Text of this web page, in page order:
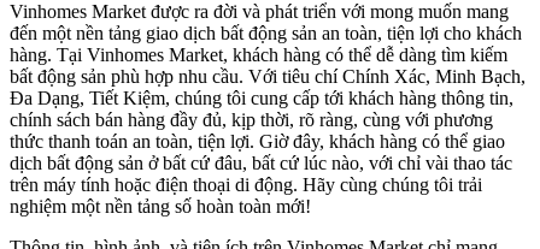
Vinhomes Market được ra đời và phát triển với mong muốn mang
đến một nền tảng giao dịch bất động sản an toàn, tiện lợi cho khách
hàng. Tại Vinhomes Market, khách hàng có thể dễ dàng tìm kiếm
bất động sản phù hợp nhu cầu. Với tiêu chí Chính Xác, Minh Bạch,
Đa Dạng, Tiết Kiệm, chúng tôi cung cấp tới khách hàng thông tin,
chính sách bán hàng đầy đủ, kịp thời, rõ ràng, cùng với phương
thức thanh toán an toàn, tiện lợi. Giờ đây, khách hàng có thể giao
dịch bất động sản ở bất cứ đâu, bất cứ lúc nào, với chỉ vài thao tác
trên máy tính hoặc điện thoại di động. Hãy cùng chúng tôi trải
nghiệm một nền tảng số hoàn toàn mới!